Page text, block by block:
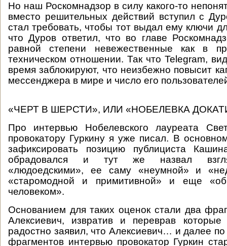
Но наш Роскомнадзор в силу какого-то
вместо решительных действий вступил с
стал требовать, чтобы тот выдал ему ключи
что Дуров ответил, что во главе
равной степени невежественные как в
техническом отношении. Так что Telegram,
время заблокируют, что неизбежно повысит
мессенджера в мире и число его
«ЧЕРТ В ШЕРСТИ», ИЛИ «НОБЕЛЕВКА
Про интервью Нобелевского лауреата
провокатору Гуркину я уже писал. В
зафиксировать позицию публициста
обрадовался и тут же назвал
«людоедскими», ее саму «неумной» и
«старомодной и примитивной» и еще
человеком».
Основанием для таких оценок стали два
Алексиевич, извратив и переврав
радостно заявил, что Алексиевич… и далее по
фрагментов интервью провокатор Гуркин